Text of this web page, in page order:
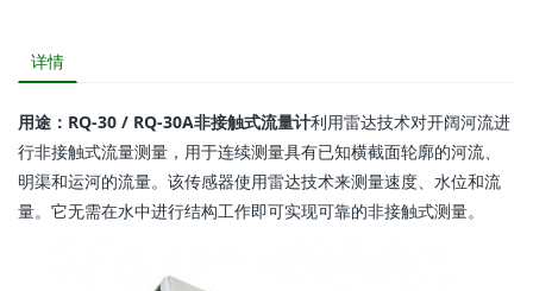
详情
用途：RQ-30 / RQ-30A非接触式流量计利用雷达技术对开阔河流进
行非接触式流量测量，用于连续测量具有已知横截面轮廓的河流、
明渠和运河的流量。该传感器使用雷达技术来测量速度、水位和流
量。它无需在水中进行结构工作即可实现可靠的非接触式测量。